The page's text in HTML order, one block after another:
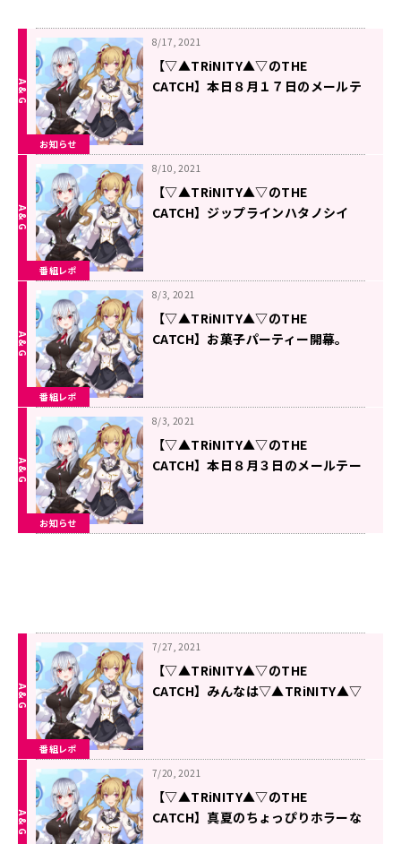
お知らせ
8/17, 2021
【▽▲TRiNITY▲▽のTHE
CATCH】本日８月１７日のメールテ
番組レポ
8/10, 2021
【▽▲TRiNITY▲▽のTHE
CATCH】ジップラインハタノシイ
番組レポ
8/3, 2021
【▽▲TRiNITY▲▽のTHE
CATCH】お菓子パーティー開幕。
お知らせ
8/3, 2021
【▽▲TRiNITY▲▽のTHE
CATCH】本日８月３日のメールテー
番組レポ
7/27, 2021
【▽▲TRiNITY▲▽のTHE
CATCH】みんなは▽▲TRiNITY▲▽
7/20, 2021
【▽▲TRiNITY▲▽のTHE
CATCH】真夏のちょっぴりホラーな